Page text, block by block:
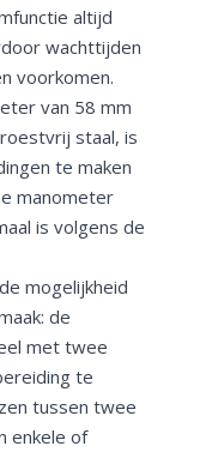
altijd
wachttijden
voorkomen.
van 58 mm
staal, is
te maken
manometer
is volgens de
mogelijkheid
de
met twee
te
tussen twee
enkele of